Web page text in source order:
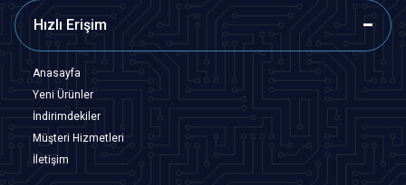
Hızlı Erişim
Anasayfa
Yeni Ürünler
İndirimdekiler
Müşteri Hizmetleri
İletişim